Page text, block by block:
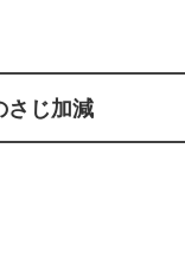
さじ加減